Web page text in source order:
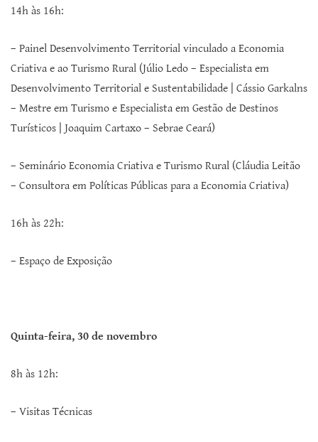
14h às 16h:
– Painel Desenvolvimento Territorial vinculado a Economia
Criativa e ao Turismo Rural (Júlio Ledo – Especialista em
Desenvolvimento Territorial e Sustentabilidade | Cássio Garkalns
– Mestre em Turismo e Especialista em Gestão de Destinos
Turísticos | Joaquim Cartaxo – Sebrae Ceará)
– Seminário Economia Criativa e Turismo Rural (Cláudia Leitão
– Consultora em Políticas Públicas para a Economia Criativa)
16h às 22h:
– Espaço de Exposição
Quinta-feira, 30 de novembro
8h às 12h:
– Visitas Técnicas